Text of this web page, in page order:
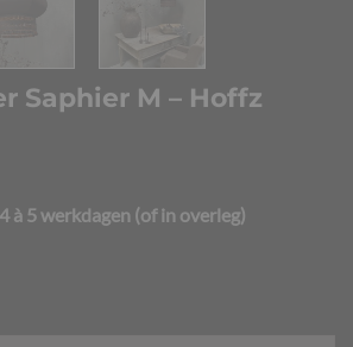
Saphier M – Hoffz
à 5 werkdagen (of in overleg)